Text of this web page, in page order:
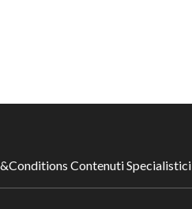
Contenuti Specialistici